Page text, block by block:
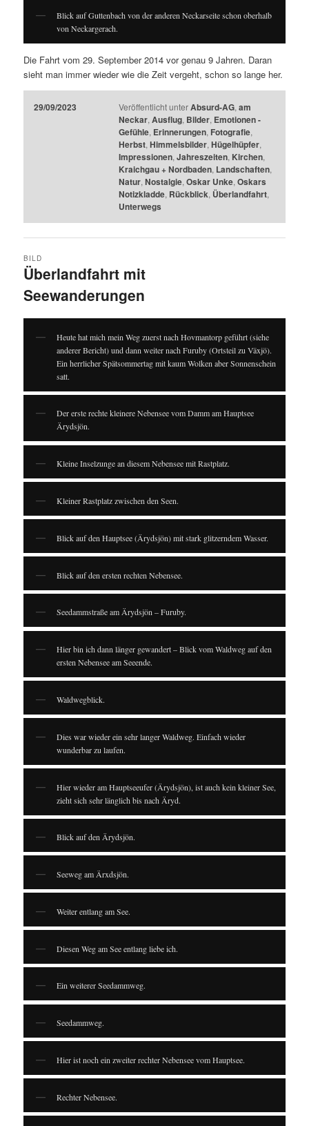
Blick auf Guttenbach von der anderen Neckarseite schon oberhalb
von Neckargerach.
Die Fahrt vom 29. September 2014 vor genau 9 Jahren. Daran
sieht man immer wieder wie die Zeit vergeht, schon so lange her.
29/09/2023 Veröffentlicht unter Absurd-AG, am
Neckar, Ausflug, Bilder, Emotionen -
Gefühle, Erinnerungen, Fotografie,
Herbst, Himmelsbilder, Hügelhüpfer,
Impressionen, Jahreszeiten, Kirchen,
Kraichgau + Nordbaden, Landschaften,
Natur, Nostalgie, Oskar Unke, Oskars
Notizkladde, Rückblick, Überlandfahrt,
Unterwegs
Überlandfahrt mit
Seewanderungen
BILD
Heute hat mich mein Weg zuerst nach Hovmantorp geführt (siehe
anderer Bericht) und dann weiter nach Furuby (Ortsteil zu Växjö).
Ein herrlicher Spätsommertag mit kaum Wolken aber Sonnenschein
satt.
Der erste rechte kleinere Nebensee vom Damm am Hauptsee
Ärydsjön.
Kleine Inselzunge an diesem Nebensee mit Rastplatz.
Kleiner Rastplatz zwischen den Seen.
Blick auf den Hauptsee (Ärydsjön) mit stark glitzerndem Wasser.
Blick auf den ersten rechten Nebensee.
Seedammstraße am Ärydsjön – Furuby.
Hier bin ich dann länger gewandert – Blick vom Waldweg auf den
ersten Nebensee am Seeende.
Waldwegblick.
Dies war wieder ein sehr langer Waldweg. Einfach wieder
wunderbar zu laufen.
Hier wieder am Hauptseeufer (Ärydsjön), ist auch kein kleiner See,
zieht sich sehr länglich bis nach Äryd.
Blick auf den Ärydsjön.
Seeweg am Ärxdsjön.
Weiter entlang am See.
Diesen Weg am See entlang liebe ich.
Ein weiterer Seedammweg.
Seedammweg.
Hier ist noch ein zweiter rechter Nebensee vom Hauptsee.
Rechter Nebensee.